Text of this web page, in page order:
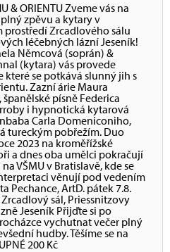
& ORIENTU Zveme vás na
zpěvu a kytary v
prostředí Zrcadlového sálu
léčebných lázní Jeseník!
Němcová (soprán) &
(kytara) vás provede
které se potkává slunný jih s
Zazní árie Maura
písně Federica
i hypnotická kytarová
Carla Domeniconiho,
tureckým pobřežím. Duo
2023 na kroměřížské
a dnes oba umělci pokračují
VŠMU v Bratislavě, kde se
věnují pod vedením
Pechance, ArtD. pátek 7.8.
Zrcadlový sál, Priessnitzovy
Jeseník Přijďte si po
vychutnat večer plný
hudby. Těšíme se na
200 Kč